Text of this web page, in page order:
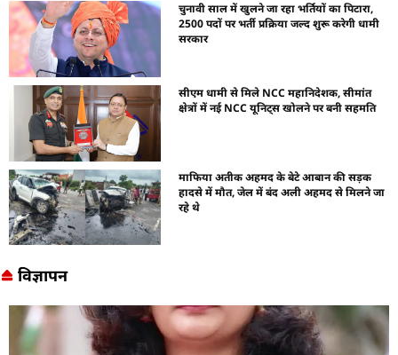
चुनावी साल में खुलने जा रहा भर्तियों का पिटारा,
2500 पदों पर भर्ती प्रक्रिया जल्द शुरू करेगी धामी
सरकार
सीएम धामी से मिले NCC महानिदेशक, सीमांत
क्षेत्रों में नई NCC यूनिट्स खोलने पर बनी सहमति
माफिया अतीक अहमद के बेटे आबान की सड़क
हादसे में मौत, जेल में बंद अली अहमद से मिलने जा
रहे थे
विज्ञापन